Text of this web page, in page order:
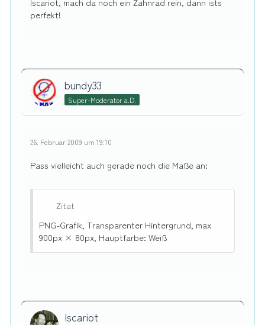
perfekt!
bundy33
Super-Moderator a.D.
26. Februar 2009 um 19:10
Pass vielleicht auch gerade noch die Maße an:
Zitat
PNG-Grafik, Transparenter Hintergrund, max
900px × 80px, Hauptfarbe: Weiß
Iscariot